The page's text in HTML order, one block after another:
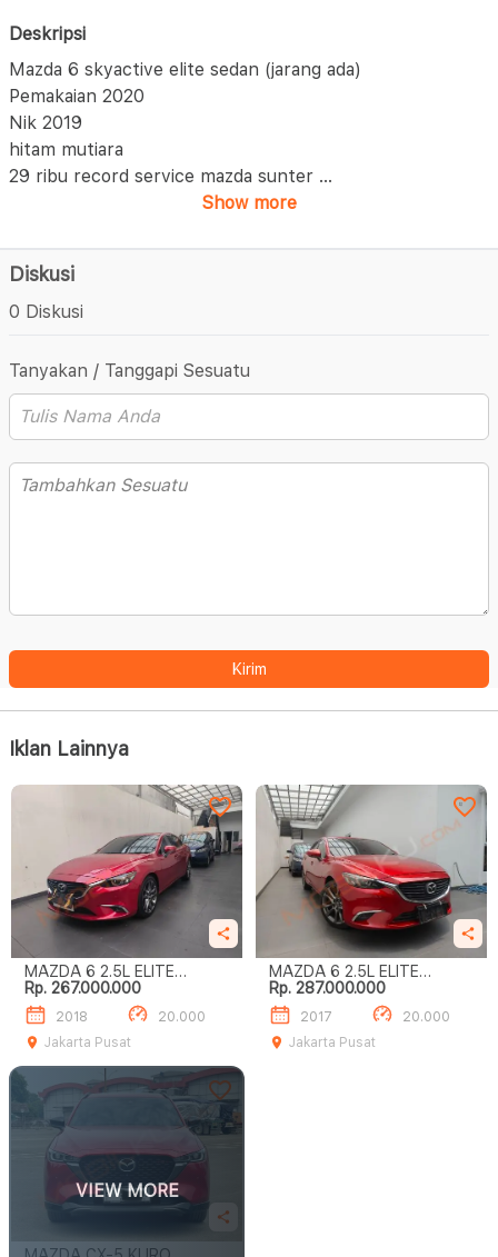
Deskripsi
Mazda 6 skyactive elite sedan (jarang ada)
Pemakaian 2020
Nik 2019
hitam mutiara
29 ribu record service mazda sunter ...
Show more
Diskusi
0 Diskusi
Tanyakan / Tanggapi Sesuatu
Kirim
Iklan Lainnya
MAZDA 6 2.5L ELITE
SEDAN
Rp. 267.000.000
2018
20.000
Jakarta Pusat
MAZDA 6 2.5L ELITE
SEDAN
Rp. 287.000.000
2017
20.000
Jakarta Pusat
VIEW MORE